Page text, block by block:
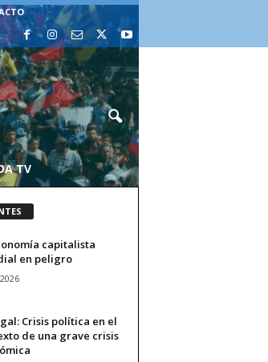
TV
capitalista
en peligro
Crisis política en el
de una grave crisis